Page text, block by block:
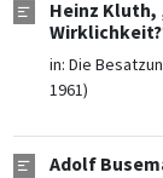
Heinz Kluth,
in: Die
1961)
Adolf